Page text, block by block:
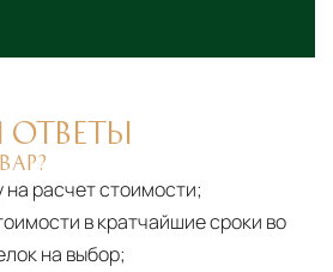
расчет стоимости;
в кратчайшие сроки во
на выбор;